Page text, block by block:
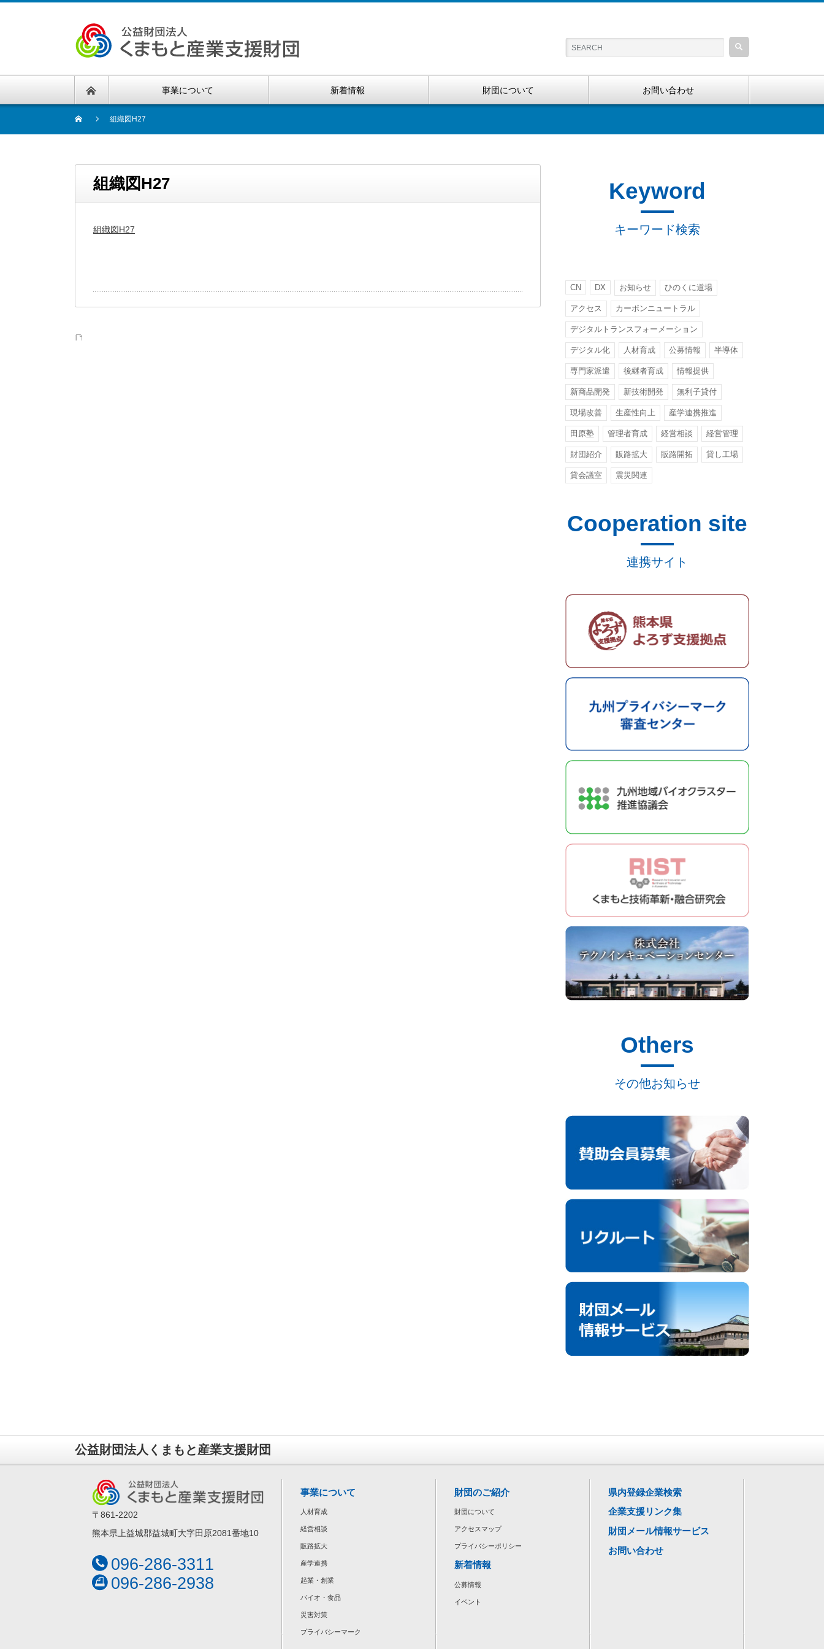
事業について 新着情報 財団について お問い合わせ
組織図H27
組織図H27
組織図H27
Keyword
キーワード検索
CN DX お知らせ ひのくに道場
アクセス カーボンニュートラル
デジタルトランスフォーメーション
デジタル化 人材育成 公募情報 半導体
専門家派遣 後継者育成 情報提供
新商品開発 新技術開発 無利子貸付
現場改善 生産性向上 産学連携推進
田原塾 管理者育成 経営相談 経営管理
財団紹介 販路拡大 販路開拓 貸し工場
貸会議室 震災関連
Cooperation site
連携サイト
Others
その他お知らせ
公益財団法人くまもと産業支援財団
〒861-2202
熊本県上益城郡益城町大字田原2081番地10
096-286-3311
096-286-2938
事業について
人材育成
経営相談
販路拡大
産学連携
起業・創業
バイオ・食品
災害対策
プライバシーマーク
財団のご紹介
財団について
アクセスマップ
プライバシーポリシー
新着情報
公募情報
イベント
県内登録企業検索
企業支援リンク集
財団メール情報サービス
お問い合わせ